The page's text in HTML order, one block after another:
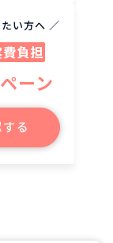
たい方へ ／
負担
ーン
る